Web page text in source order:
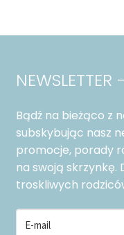
Bądź na bieżąco z
subskybując nasz
promocje, porady
na swoją skrzynkę.
troskliwych